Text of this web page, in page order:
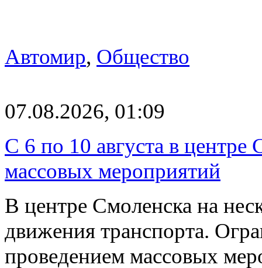
Автомир, Общество
07.08.2026, 01:09
С 6 по 10 августа в центре
массовых мероприятий
В центре Смоленска на
движения транспорта.
проведением массовых